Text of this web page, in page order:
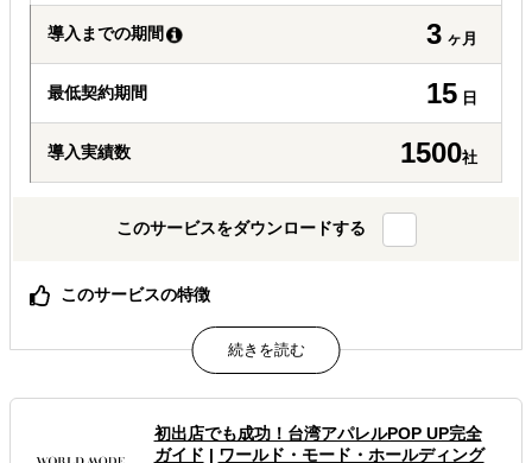
導入までの期間 3 ヶ月
最低契約期間 15 日
導入実績数 1500社
このサービスをダウンロードする
このサービスの特徴
ファッション・コスメブランドの海外展開
海外進出総合支援初出店でも成功！台湾アパレルPOP UP完全
ガイド | ワールド・モード・ホールディング